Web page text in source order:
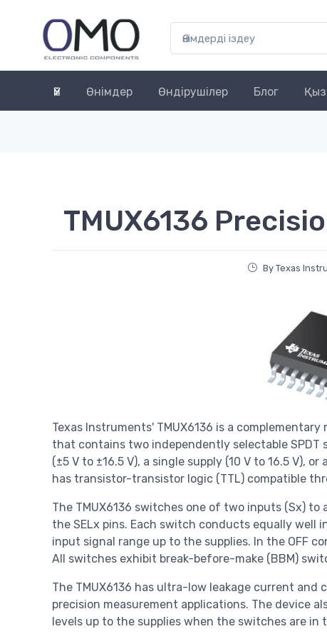
Үй Өнімдер Өндірушілер Блог
TMUX6136
By Texas
Texas Instruments' TMUX6136 is a
that contains two independently selectable SPDT
(±5 V to ±16.5 V), a single supply (10 V to 16.5 V),
has transistor-transistor logic (TTL) compatible
The TMUX6136 switches one of two inputs (Sx)
the SELx pins. Each switch conducts equally well
input signal range up to the supplies. In the OFF
All switches exhibit break-before-make (BBM)
The TMUX6136 has ultra-low leakage current
precision measurement applications. The device
levels up to the supplies when the switches are in